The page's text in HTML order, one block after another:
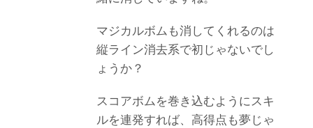
マジカルボムも消してくれるのは
縦ライン消去系で初じゃないでし
ょうか？
スコアボムを巻き込むようにスキ
ルを連発すれば、高得点も夢じゃ